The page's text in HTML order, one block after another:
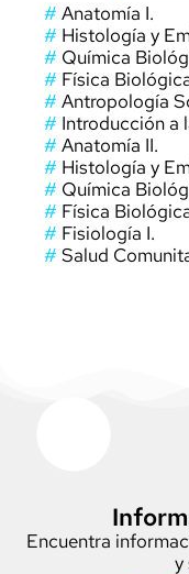
# Anatomía I.
# Histología y
# Química
# Física
# Antropología
# Introducción a
# Anatomía II.
# Histología y
# Química
# Física
# Fisiología I.
# Salud
Encuentra
y